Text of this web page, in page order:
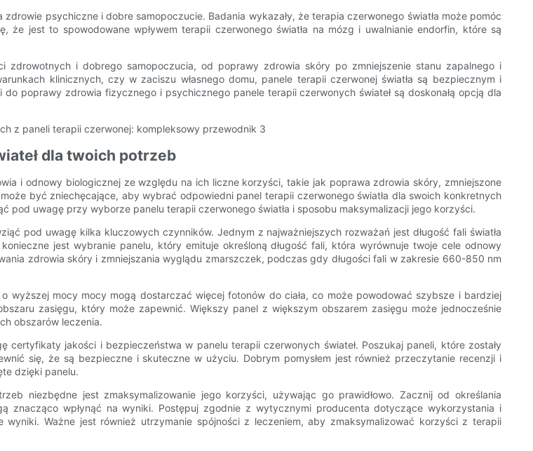
psychiczne i dobre samopoczucie. Badania wykazały, że terapia czerwonego światła może pomóc
jest to spowodowane wpływem terapii czerwonego światła na mózg i uwalnianie endorfin, które są
zdrowotnych i dobrego samopoczucia, od poprawy zdrowia skóry po zmniejszenie stanu zapalnego i
klinicznych, czy w zaciszu własnego domu, panele terapii czerwonej światła są bezpiecznym i
poprawy zdrowia fizycznego i psychicznego panele terapii czerwonych świateł są doskonałą opcją dla
dla twoich potrzeb
i odnowy biologicznej ze względu na ich liczne korzyści, takie jak poprawa zdrowia skóry, zmniejszone
być zniechęcające, aby wybrać odpowiedni panel terapii czerwonego światła dla swoich konkretnych
uwagę przy wyborze panelu terapii czerwonego światła i sposobu maksymalizacji jego korzyści.
pod uwagę kilka kluczowych czynników. Jednym z najważniejszych rozważań jest długość fali światła
jest wybranie panelu, który emituje określoną długość fali, która wyrównuje twoje cele odnowy
zdrowia skóry i zmniejszania wyglądu zmarszczek, podczas gdy długości fali w zakresie 660-850 nm
wyższej mocy mocy mogą dostarczać więcej fotonów do ciała, co może powodować szybsze i bardziej
zasięgu, który może zapewnić. Większy panel z większym obszarem zasięgu może jednocześnie
obszarów leczenia.
jakości i bezpieczeństwa w panelu terapii czerwonych świateł. Poszukaj paneli, które zostały
się, że są bezpieczne i skuteczne w użyciu. Dobrym pomysłem jest również przeczytanie recenzji i
dzięki panelu.
niezbędne jest zmaksymalizowanie jego korzyści, używając go prawidłowo. Zacznij od określania
znacząco wpłynąć na wyniki. Postępuj zgodnie z wytycznymi producenta dotyczące wykorzystania i
Ważne jest również utrzymanie spójności z leczeniem, aby zmaksymalizować korzyści z terapii